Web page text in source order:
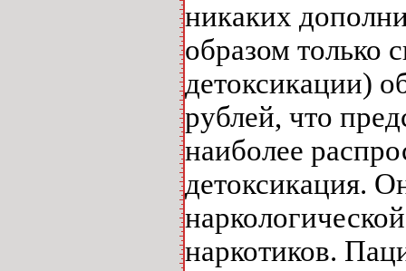
никаких
образом только
детоксикации)
рублей, что
наиболее
детоксикация.
наркотиков.